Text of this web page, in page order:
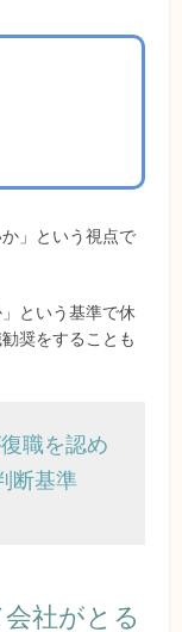
」という視点で
という基準で休
奨をすることも
職を認め
断基準
社がとる